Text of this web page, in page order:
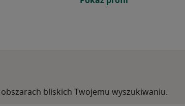
bliskich Twojemu wyszukiwaniu.